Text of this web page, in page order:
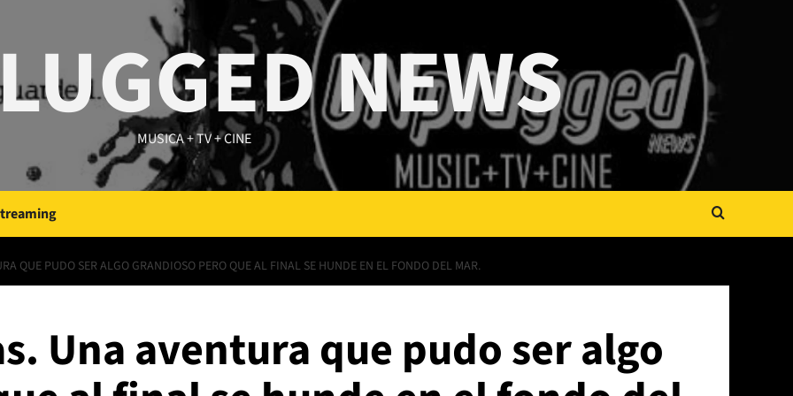
NEWS
MUSICA + TV + CINE
QUE PUDO SER ALGO GRANDIOSO PERO QUE AL FINAL SE HUNDE EN EL FONDO DEL MAR.
Una aventura que pudo ser algo